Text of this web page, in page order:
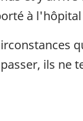
à
ils ne